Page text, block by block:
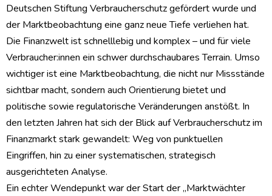
Deutschen Stiftung Verbraucherschutz gefördert wurde und
der Marktbeobachtung eine ganz neue Tiefe verliehen hat.
Die Finanzwelt ist schnelllebig und komplex – und für viele
Verbraucher:innen ein schwer durchschaubares Terrain. Umso
wichtiger ist eine Marktbeobachtung, die nicht nur Missstände
sichtbar macht, sondern auch Orientierung bietet und
politische sowie regulatorische Veränderungen anstößt. In
den letzten Jahren hat sich der Blick auf Verbraucherschutz im
Finanzmarkt stark gewandelt: Weg von punktuellen
Eingriffen, hin zu einer systematischen, strategisch
ausgerichteten Analyse.
Ein echter Wendepunkt war der Start der „Marktwächter